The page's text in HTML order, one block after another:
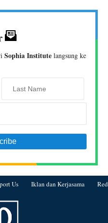
Sophia Institute langsung ke
Us Iklan dan Kerjasama